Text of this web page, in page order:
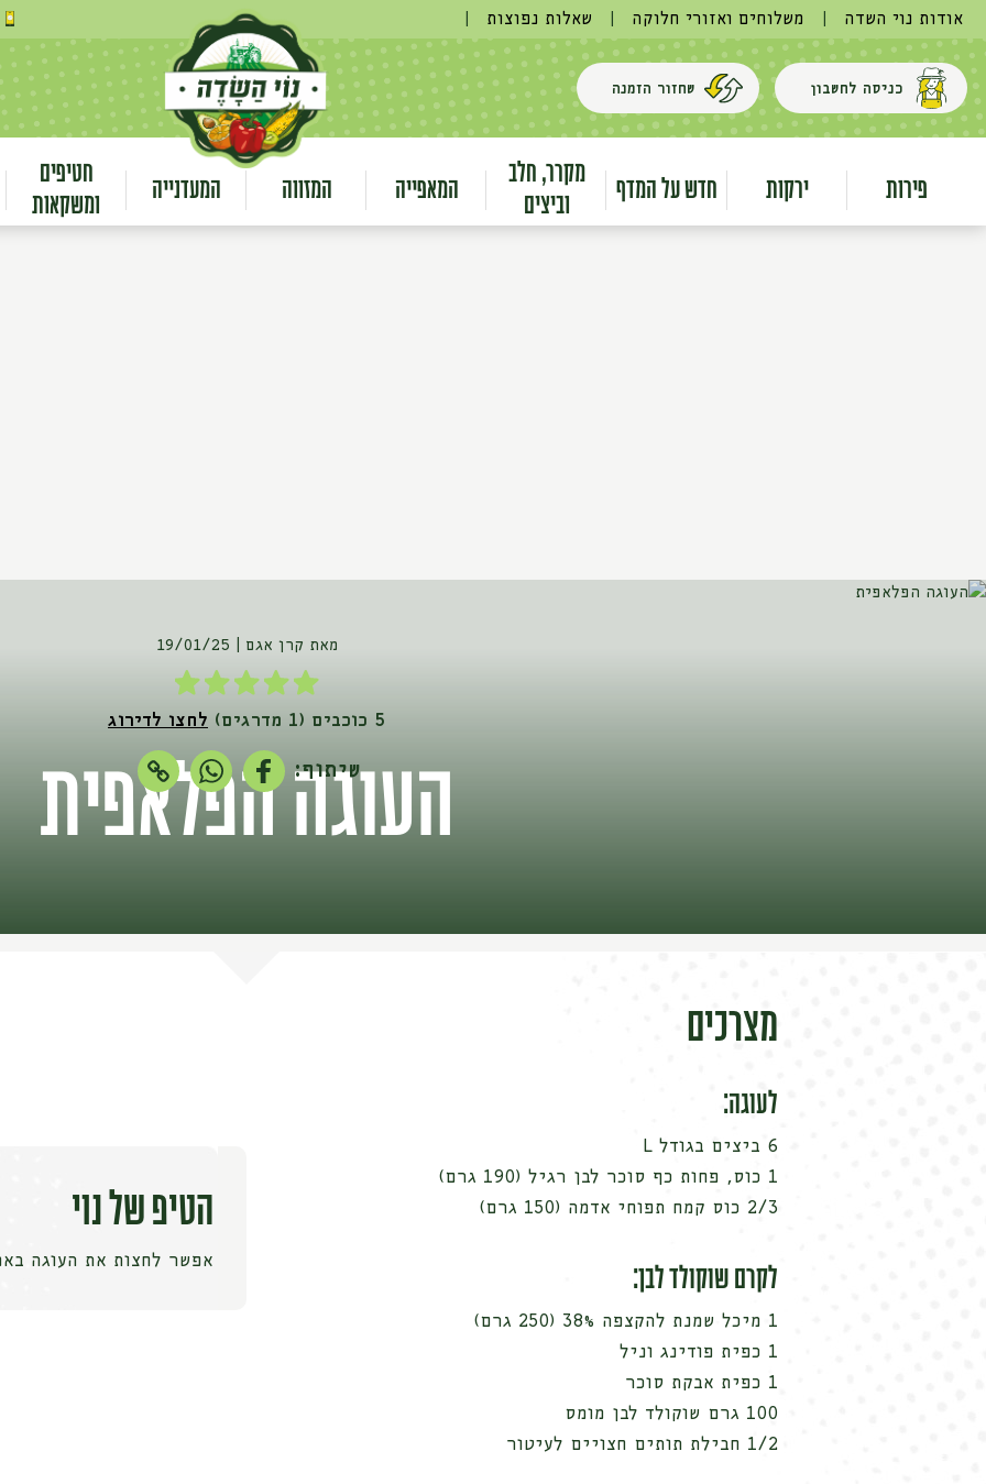
אודות נוי השדה משלוחים ואזורי חלוקה שאלות נפוצות
כניסה לחשבון שחזור הזמנה
פירות ירקות חדש על המדף
מקרר, חלב
וביצים
המאפייה המזווה המעדנייה
חטיפים
ומשקאות
העוגה הפלאפית
מאת קרן אגם 19/01/25
5 כוכבים (1 מדרגים) לחצו לדירוג
שיתוף:
מצרכים
לעוגה:
6 ביצים בגודל L
1 כוס, פחות כף סוכר לבן רגיל (190 גרם)
2/3 כוס קמח תפוחי אדמה (150 גרם)
לקרם שוקולד לבן:
1 מיכל שמנת להקצפה 38% (250 גרם)
1 כפית פודינג וניל
1 כפית אבקת סוכר
100 גרם שוקולד לבן מומס
1/2 חבילת תותים חצויים לעיטור
הטיפ של נוי
אפשר לחצות את העוגה